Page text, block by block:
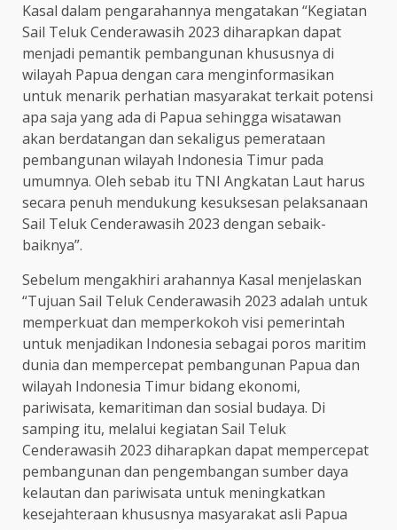
Kasal dalam pengarahannya mengatakan “Kegiatan
Sail Teluk Cenderawasih 2023 diharapkan dapat
menjadi pemantik pembangunan khususnya di
wilayah Papua dengan cara menginformasikan
untuk menarik perhatian masyarakat terkait potensi
apa saja yang ada di Papua sehingga wisatawan
akan berdatangan dan sekaligus pemerataan
pembangunan wilayah Indonesia Timur pada
umumnya. Oleh sebab itu TNI Angkatan Laut harus
secara penuh mendukung kesuksesan pelaksanaan
Sail Teluk Cenderawasih 2023 dengan sebaik-
baiknya”.
Sebelum mengakhiri arahannya Kasal menjelaskan
“Tujuan Sail Teluk Cenderawasih 2023 adalah untuk
memperkuat dan memperkokoh visi pemerintah
untuk menjadikan Indonesia sebagai poros maritim
dunia dan mempercepat pembangunan Papua dan
wilayah Indonesia Timur bidang ekonomi,
pariwisata, kemaritiman dan sosial budaya. Di
samping itu, melalui kegiatan Sail Teluk
Cenderawasih 2023 diharapkan dapat mempercepat
pembangunan dan pengembangan sumber daya
kelautan dan pariwisata untuk meningkatkan
kesejahteraan khususnya masyarakat asli Papua